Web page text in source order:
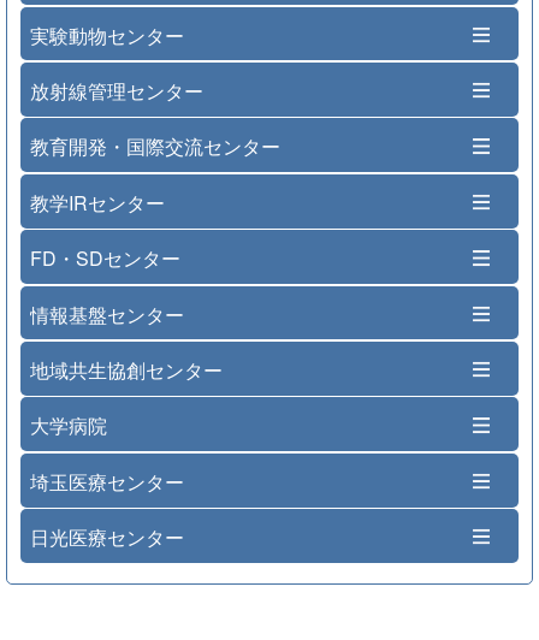
実験動物センター
放射線管理センター
教育開発・国際交流センター
教学IRセンター
FD・SDセンター
情報基盤センター
地域共生協創センター
大学病院
埼玉医療センター
日光医療センター